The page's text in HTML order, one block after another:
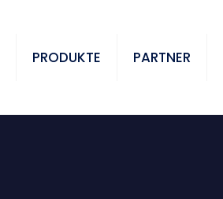
PRODUKTE PARTNER